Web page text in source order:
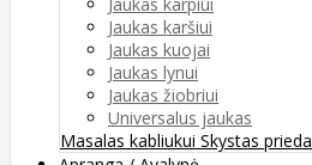
Jaukas karšiui
Jaukas kuojai
Jaukas lynui
Jaukas žiobriui
Universalus jaukas
Masalas kabliukui Skystas